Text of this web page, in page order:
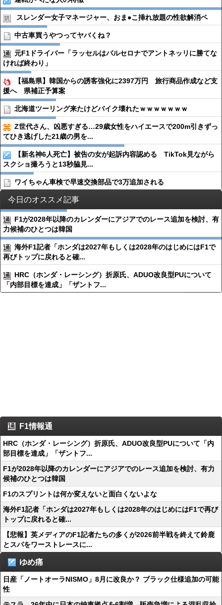
スレンダー女子マネージャー、おま●︎こ挿れ放題の性欲解消ペ
中古車買うやつってヤバくね？
元F1ドライバー「ラッセルはバルセロナでアントネッリに勝てな
ければ終わり」
【福島県】韓国からの誘客強化に2397万円 旅行商品作成など支
援へ 県補正予算案
北海道ツーリング来たけどバイク壊れたｗｗｗｗｗｗｗ
Z世代さん、凶悪すぎる…29歳女性をハイエースで200m引きずっ
てひき逃げした21歳の男を...
【新名神6人死亡】被告の女が起訴内容認める TikTok見ながら
スクショ撮ろうと13秒脇見...
ワイちゃん車検で早速交換部品で3万追加される
今日のオススメ記事
F1が2028年以降のカレンダーにアジアでのレース追加を検討、有
力候補のひとつは韓国
海外F1記者「ホンダは2027年もしくは2028年のはじめにはF1で
再びトップに戻れると確...
HRC（ホンダ・レーシング）折原氏、ADUO改良型PUについて
「内部目標を達成」「ザントフ...
F1情報通
HRC（ホンダ・レーシング）折原氏、ADUO改良型PUについて「内
部目標を達成」「ザントフ...
F1が2028年以降のカレンダーにアジアでのレース追加を検討、有力
候補のひとつは韓国
F1のスプリントは何か変えないと面白くないよな
海外F1記者「ホンダは2027年もしくは2028年のはじめにはF1で再び
トップに戻れると確...
【悲報】英メディアのF1記者たちの多くが2026前半戦を終えて鈴鹿
とスパをワーストレースに...
ゆめ痛
日産「ノートオーラNISMO」8月に改良か？ ブラック仕様追加の可能
性